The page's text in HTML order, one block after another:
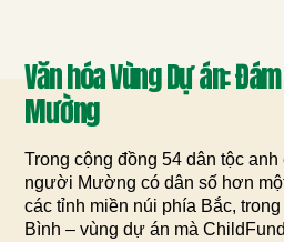
Văn hóa Vùng Dự án:
Mường
Trong cộng đồng 54 dân tộc anh
người Mường có dân số hơn
các tỉnh miền núi phía Bắc,
Bình – vùng dự án mà